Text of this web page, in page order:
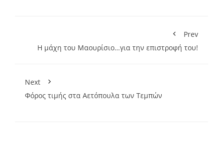
Prev
H μάχη του Μαουρίσιο…για την επιστροφή του!
Next
Φόρος τιμής στα Aετόπουλα των Τεμπών